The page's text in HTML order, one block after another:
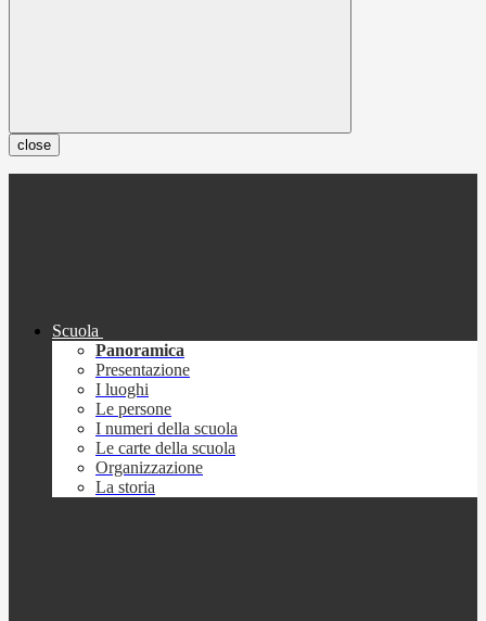
close
Scuola
Panoramica
Presentazione
I luoghi
Le persone
I numeri della scuola
Le carte della scuola
Organizzazione
La storia